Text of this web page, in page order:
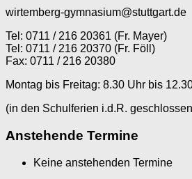
wirtemberg-gymnasium@stuttgart.de
Tel: 0711 / 216 20361 (Fr. Mayer)
Tel: 0711 / 216 20370 (Fr. Föll)
Fax: 0711 / 216 20380
Montag bis Freitag: 8.30 Uhr bis
(in den Schulferien i.d.R.
Anstehende Termine
Keine anstehenden Termine